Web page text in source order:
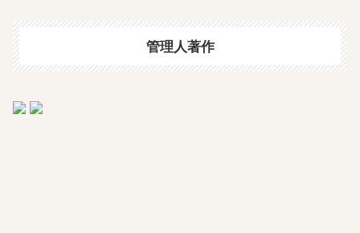
管理人著作